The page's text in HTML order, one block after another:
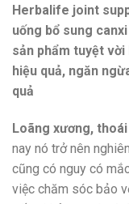
Herbalife joint
uống bổ sung
sản phẩm tuyệt
hiệu quả, ngăn
quả
Loãng xương,
nay nó trở nên
cũng có nguy có
việc chăm sóc bảo